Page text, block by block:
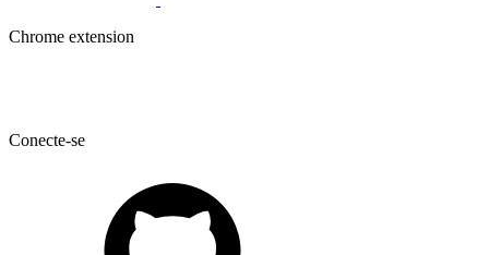
Chrome extension
Conecte-se